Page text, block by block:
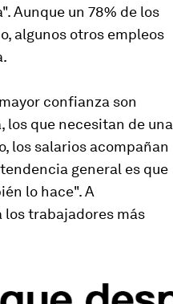
Aunque un 78% de los
algunos otros empleos
confianza son
los que necesitan de una
los salarios acompañan
general es que
lo hace". A
los trabajadores más